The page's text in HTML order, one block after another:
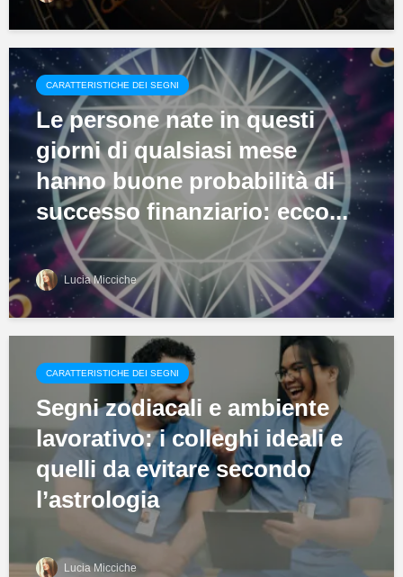
CARATTERISTICHE DEI SEGNI
Le persone nate in questi
giorni di qualsiasi mese
hanno buone probabilità di
successo finanziario: ecco...
Lucia Micciche
CARATTERISTICHE DEI SEGNI
Segni zodiacali e ambiente
lavorativo: i colleghi ideali e
quelli da evitare secondo
l’astrologia
Lucia Micciche